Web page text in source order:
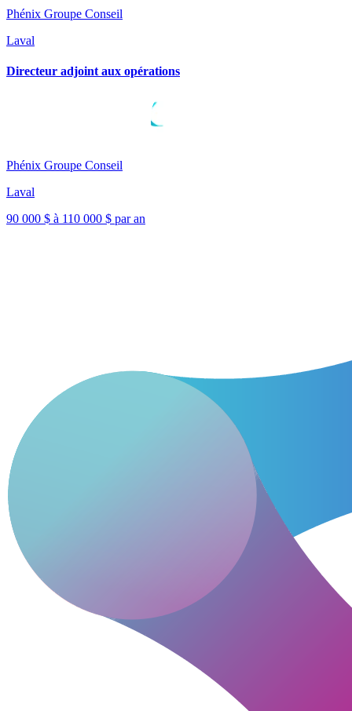
Phénix Groupe Conseil
Laval
Directeur adjoint aux opérations
Phénix Groupe Conseil
Laval
90 000 $ à 110 000 $ par an